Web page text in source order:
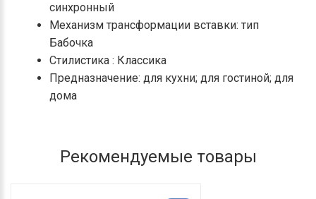
синхронный
Механизм трансформации вставки: тип
Бабочка
Стилистика : Классика
Предназначение: для кухни; для гостиной; для
дома
Рекомендуемые товары